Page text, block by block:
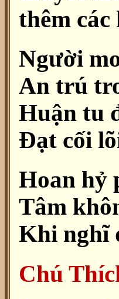
thêm các
Người
An trú
Huận tu
Đạt cối
Hoan hỷ
Tâm
Khi nghĩ
Chú